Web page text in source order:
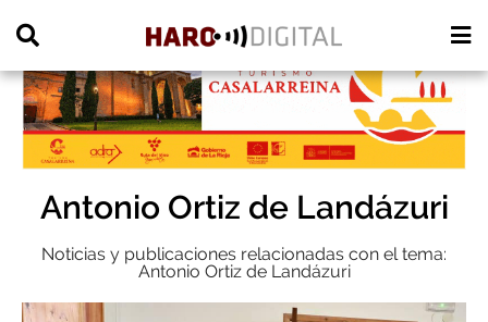
Antonio Ortiz de Landázuri
Noticias y publicaciones relacionadas con el tema:
Antonio Ortiz de Landázuri